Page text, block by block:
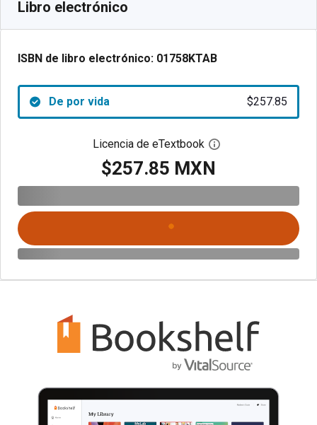
Libro electrónico
ISBN de libro electrónico: 01758KTAB
De por vida $257.85
Licencia de eTextbook Abre el cuadro de
$257.85 MXN